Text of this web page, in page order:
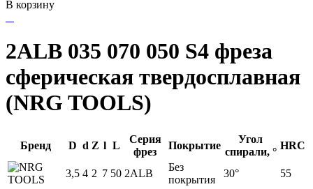
В корзину
2ALB 035 070 050 S4 фреза
сферическая твердосплавная
(NRG TOOLS)
Бренд D d Z l L
Серия
фрез
Покрытие
Угол
спирали, °
HRC
3,5 4 2 7 50 2ALB
Без
покрытия
30° 55